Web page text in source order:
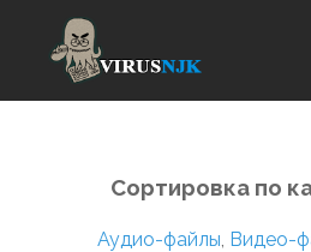
Сортировка по
Аудио-файлы, Видео-